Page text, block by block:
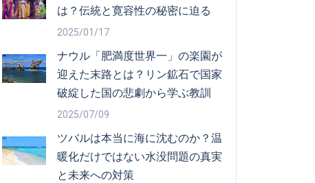
は？伝統と寛容性の秘密に迫る
2025/01/17
ナウル「肥満度世界一」の楽園が
迎えた末路とは？リン鉱石で国家
破綻した国の悲劇から学ぶ教訓
2025/07/09
ツバルは本当に海に沈むのか？温
暖化だけではない水没問題の真実
と未来への対策